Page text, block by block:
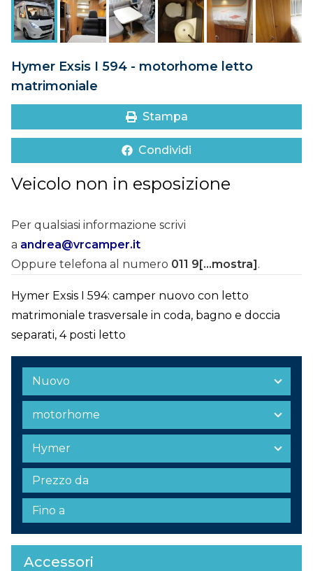
DOVE SIAMO
CONTATTI
Hymer Exsis I 594 - motorhome letto
matrimoniale
Stampa
Condividi
Veicolo non in esposizione
Per qualsiasi informazione scrivi
a andrea@vrcamper.it
Oppure telefona al numero 011 9[...mostra].
Hymer Exsis I 594: camper nuovo con letto
matrimoniale trasversale in coda, bagno e doccia
separati, 4 posti letto
Accessori